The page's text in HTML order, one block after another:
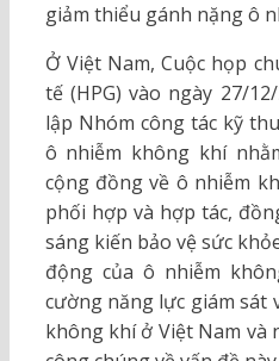
giảm thiểu gánh nặng ô
Ở Việt Nam, Cuộc họp
tế (HPG) vào ngày 27/
lập Nhóm công tác kỹ
ô nhiễm không khí
cộng đồng về ô nhiễm
phối hợp và hợp tác,
sáng kiến bảo vệ sức
động của ô nhiễm
cường năng lực giám sát
không khí ở Việt Nam và